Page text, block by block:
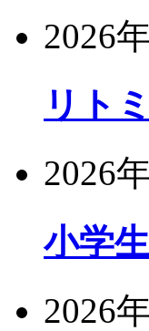
2026
リト
2026
小学
2026